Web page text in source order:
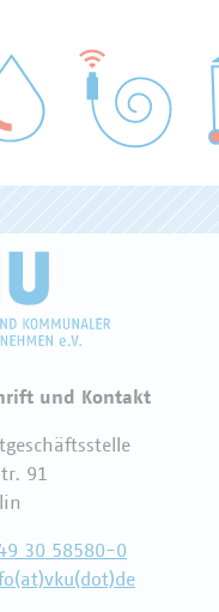
WASSER/ABWASSER
und Kontakt
91
30 58580-0